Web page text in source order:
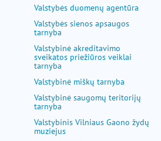
Valstybės duomenų agentūra
Valstybės sienos apsaugos
tarnyba
Valstybinė akreditavimo
sveikatos priežiūros veiklai
tarnyba
Valstybinė miškų tarnyba
Valstybinė saugomų teritorijų
tarnyba
Valstybinis Vilniaus Gaono žydų
muziejus